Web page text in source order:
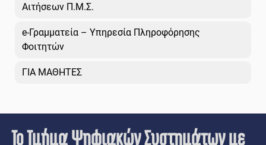
Αιτήσεων Π.Μ.Σ.
e-Γραμματεία – Υπηρεσία Πληροφόρησης
Φοιτητών
ΓΙΑ ΜΑΘΗΤΕΣ
Το Τμήμα Ψηφιακών Συστημάτων με